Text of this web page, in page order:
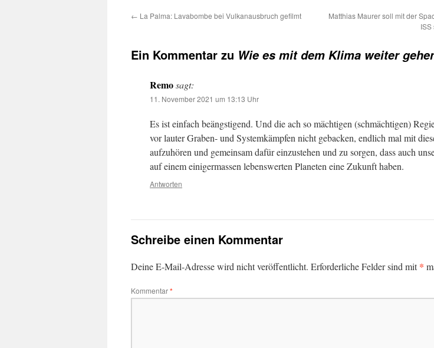
← La Palma: Lavabombe bei Vulkanausbruch gefilmt
Matthias Maurer soll mit der
ISS
Ein Kommentar zu Wie es mit dem Klima weiter
Remosagt:
11. November 2021 um 13:13 Uhr
Es ist einfach beängstigend. Und die ach so mächtigen (schmächtigen)
vor lauter Graben- und Systemkämpfen nicht gebacken, endlich mal mit
aufzuhören und gemeinsam dafür einzustehen und zu sorgen, dass auch
auf einem einigermassen lebenswerten Planeten eine Zukunft haben.
Antworten
Schreibe einen Kommentar
Deine E-Mail-Adresse wird nicht veröffentlicht. Erforderliche Felder sind mit*
Kommentar*